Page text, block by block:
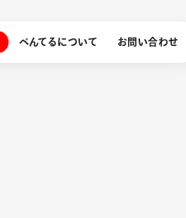
ぺんてるについて お問い合わせ